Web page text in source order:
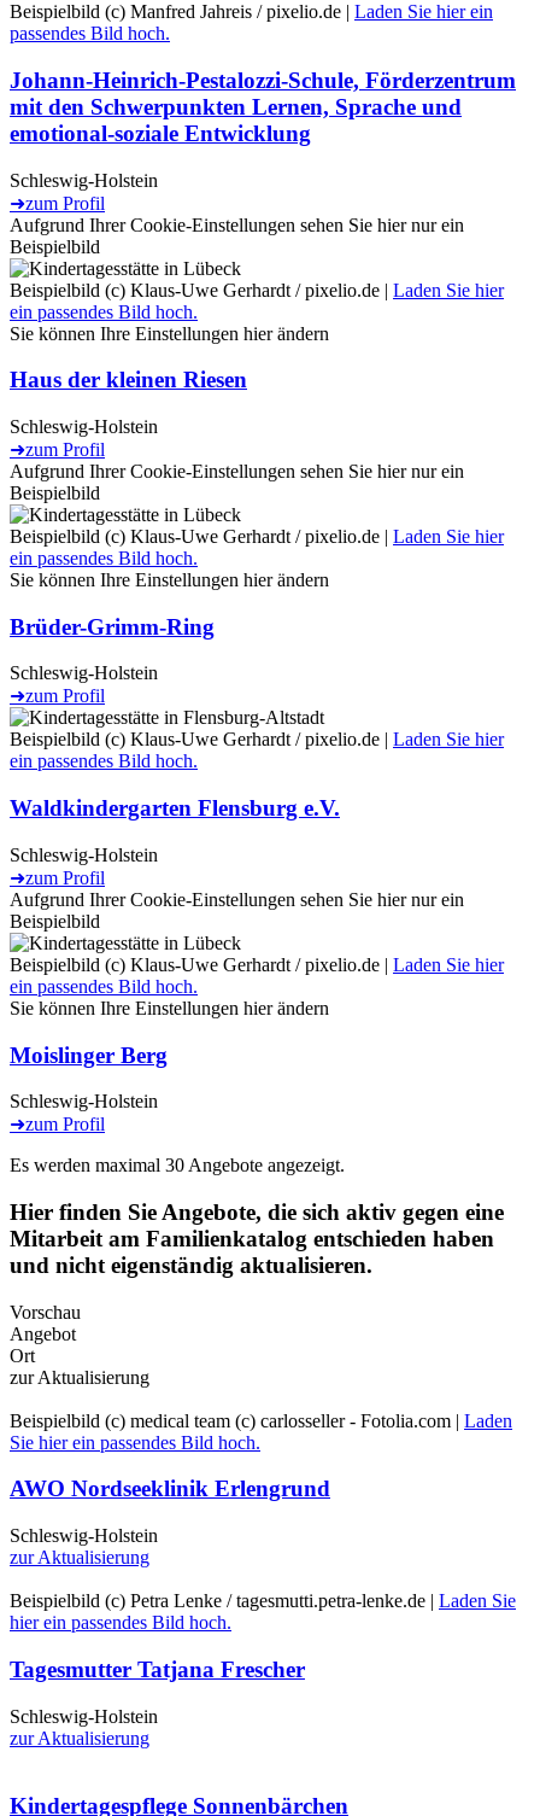
Beispielbild (c) Manfred Jahreis / pixelio.de | Laden Sie hier ein
passendes Bild hoch.
Johann-Heinrich-Pestalozzi-Schule, Förderzentrum
mit den Schwerpunkten Lernen, Sprache und
emotional-soziale Entwicklung
Schleswig-Holstein
➜zum Profil
Aufgrund Ihrer Cookie-Einstellungen sehen Sie hier nur ein
Beispielbild
Beispielbild (c) Klaus-Uwe Gerhardt / pixelio.de | Laden Sie hier
ein passendes Bild hoch.
Sie können Ihre Einstellungen hierändern
Haus der kleinen Riesen
Schleswig-Holstein
➜zum Profil
Aufgrund Ihrer Cookie-Einstellungen sehen Sie hier nur ein
Beispielbild
Beispielbild (c) Klaus-Uwe Gerhardt / pixelio.de | Laden Sie hier
ein passendes Bild hoch.
Sie können Ihre Einstellungen hierändern
Brüder-Grimm-Ring
Schleswig-Holstein
➜zum Profil
Beispielbild (c) Klaus-Uwe Gerhardt / pixelio.de | Laden Sie hier
ein passendes Bild hoch.
Waldkindergarten Flensburg e.V.
Schleswig-Holstein
➜zum Profil
Aufgrund Ihrer Cookie-Einstellungen sehen Sie hier nur ein
Beispielbild
Beispielbild (c) Klaus-Uwe Gerhardt / pixelio.de | Laden Sie hier
ein passendes Bild hoch.
Sie können Ihre Einstellungen hierändern
Moislinger Berg
Schleswig-Holstein
➜zum Profil
Es werden maximal 30 Angebote angezeigt.
Hier finden Sie Angebote, die sich aktiv gegen eine
Mitarbeit am Familienkatalog entschieden haben
und nicht eigenständig aktualisieren.
Vorschau
Angebot
Ort
zur Aktualisierung
Beispielbild (c) medical team (c) carlosseller - Fotolia.com | Laden
Sie hier ein passendes Bild hoch.
AWO Nordseeklinik Erlengrund
Schleswig-Holstein
zur Aktualisierung
Beispielbild (c) Petra Lenke / tagesmutti.petra-lenke.de | Laden Sie
hier ein passendes Bild hoch.
Tagesmutter Tatjana Frescher
Schleswig-Holstein
zur Aktualisierung
Kindertagespflege Sonnenbärchen